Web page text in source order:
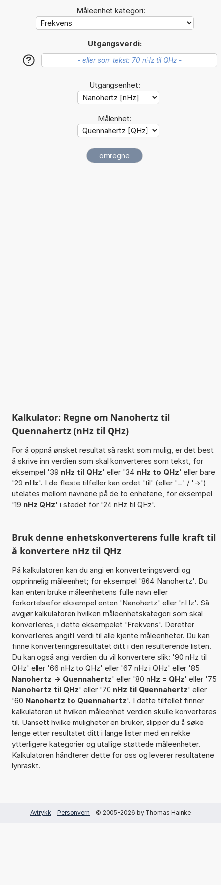
Måleenhet kategori:
Utgangsverdi:
?
Utgangsenhet:
Målenhet:
Kalkulator: Regne om Nanohertz til
Quennahertz (nHz til QHz)
For å oppnå ønsket resultat så raskt som mulig, er det best
å skrive inn verdien som skal konverteres som tekst, for
eksempel '39 nHz til QHz' eller '34 nHz to QHz' eller bare
'29 nHz'. I de fleste tilfeller kan ordet 'til' (eller '=' / '->')
utelates mellom navnene på de to enhetene, for eksempel
'19 nHz QHz' i stedet for '24 nHz til QHz'.
Bruk denne enhetskonverterens fulle kraft til
å konvertere nHz til QHz
På kalkulatoren kan du angi en konverteringsverdi og
opprinnelig måleenhet; for eksempel '864 Nanohertz'. Du
kan enten bruke måleenhetens fulle navn eller
forkortelsefor eksempel enten 'Nanohertz' eller 'nHz'. Så
avgjør kalkulatoren hvilken måleenhetskategori som skal
konverteres, i dette eksempelet 'Frekvens'. Deretter
konverteres angitt verdi til alle kjente måleenheter. Du kan
finne konverteringsresultatet ditt i den resulterende listen.
Du kan også angi verdien du vil konvertere slik: '90 nHz til
QHz' eller '66 nHz to QHz' eller '67 nHz i QHz' eller '85
Nanohertz -> Quennahertz' eller '80 nHz = QHz' eller '75
Nanohertz til QHz' eller '70 nHz til Quennahertz' eller
'60 Nanohertz to Quennahertz'. I dette tilfellet finner
kalkulatoren ut hvilken måleenhet verdien skulle konverteres
til. Uansett hvilke muligheter en bruker, slipper du å søke
lenge etter resultatet ditt i lange lister med en rekke
ytterligere kategorier og utallige støttede måleenheter.
Kalkulatoren håndterer dette for oss og leverer resultatene
lynraskt.
Avtrykk - Personvern - © 2005-2026 by Thomas Hainke